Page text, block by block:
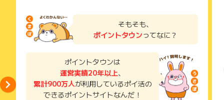
お問い合わせをした場合、ポイント獲得対象外となる場合がご
ざいます。
了などのメールは、ポイント獲得するまで必ず保管してくださ
獲得待ち・獲得失敗の状態でお問い合わせされる際に、該当の
メールを送っていただく場合がございます。
そのため、紛失・破棄された場合は対応いたしかねますので、
ご注意ください。
(※) SafariやChromeなどwebサイトを表示するアプリのこと
そもそも、
ポイントタウンってなに？
ポイントタウンは
運営実績20年以上、
累計900万人が利用しているポイ活の
できるポイントサイトなんだ！